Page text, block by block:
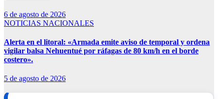
6 de agosto de 2026
NOTICIAS NACIONALES
Alerta en el litoral: «Armada emite aviso de temporal y ordena
vigilar balsa Nehuentué por ráfagas de 80 km/h en el borde
costero».
5 de agosto de 2026